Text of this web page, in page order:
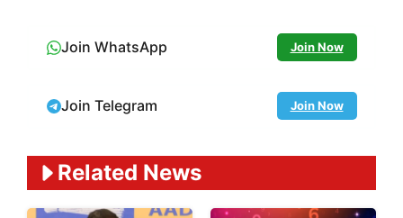
Join WhatsApp Join Now
Join Telegram Join Now
Related News